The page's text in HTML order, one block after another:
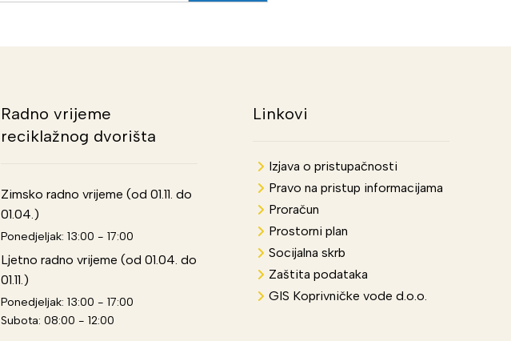
Radno vrijeme
reciklažnog dvorišta
Zimsko radno vrijeme (od 01.11. do
01.04.)
Ponedjeljak: 13:00 - 17:00
Ljetno radno vrijeme (od 01.04. do
01.11.)
Ponedjeljak: 13:00 - 17:00
Subota: 08:00 - 12:00
Linkovi
Izjava o pristupačnosti
Pravo na pristup informacijama
Proračun
Prostorni plan
Socijalna skrb
Zaštita podataka
GIS Koprivničke vode d.o.o.